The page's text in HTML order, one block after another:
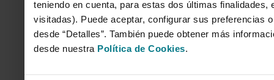
teniendo en cuenta, para estas dos últimas
visitadas). Puede aceptar, configurar sus preferencias
desde “Detalles”. También puede obtener más
desde nuestra Política de Cookies